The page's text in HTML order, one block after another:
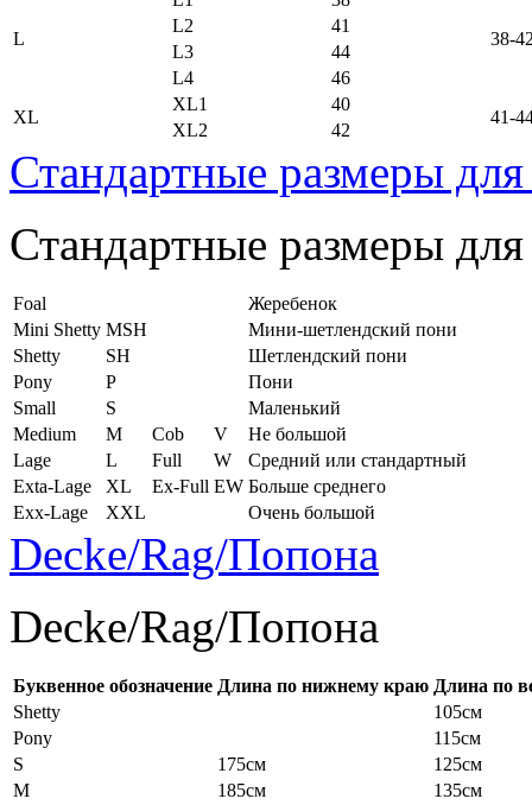
L
38-
L2
41
L3
44
L4
46
XL
XL1 40
41-
XL2 42
Стандартные размеры
Стандартные размеры
Foal
Жеребенок
Mini Shetty MSH
Мини-шетлендский пони
Shetty
SH
Шетлендский пони
Pony
P
Пони
Small
S
Маленький
Medium
M Cob V
Не большой
Lage
L Full W
Средний или стандартный
Exta-Lage
XL Ex-Full EW Больше среднего
Exx-Lage
XXL Очень большой
Decke/Rag/Попона
Decke/Rag/Попона
Буквенное обозначение Длина по нижнему краю Длина по
Shetty
105см
Pony
115см
S
175см
125см
M
185см
135см